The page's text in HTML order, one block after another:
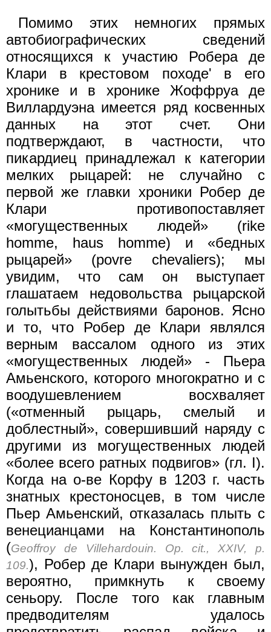
Помимо этих немногих прямых
автобиографических сведений
относящихся к участию Робера де
Клари в крестовом походе' в его
хронике и в хронике Жоффруа де
Виллардуэна имеется ряд косвенных
данных на этот счет. Они
подтверждают, в частности, что
пикардиец принадлежал к категории
мелких рыцарей: не случайно с
первой же главки хроники Робер де
Клари противопоставляет
«могущественных людей» (rike
homme, haus homme) и «бедных
рыцарей» (povre chevaliers); мы
увидим, что сам он выступает
глашатаем недовольства рыцарской
голытьбы действиями баронов. Ясно
и то, что Робер де Клари являлся
верным вассалом одного из этих
«могущественных людей» - Пьера
Амьенского, которого многократно и с
воодушевлением восхваляет
(«отменный рыцарь, смелый и
доблестный», совершивший наряду с
другими из могущественных людей
«более всего ратных подвигов» (гл. I).
Когда на о-ве Корфу в 1203 г. часть
знатных крестоносцев, в том числе
Пьер Амьенский, отказалась плыть с
венецианцами на Константинополь
(Geoffroy de Villehardouin. Op. cit., XXIV, p.
109.), Робер де Клари вынужден был,
вероятно, примкнуть к своему
сеньору. После того как главным
предводителям удалось